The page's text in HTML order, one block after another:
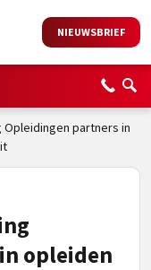
NIEUWSBRIEF
Opleidingen partners in
opleiden